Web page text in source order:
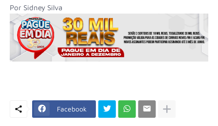
Por Sidney Silva
Facebook